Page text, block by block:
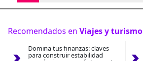
Recomendados en Viajes y turismo
Domina tus finanzas: claves
para construir estabilidad